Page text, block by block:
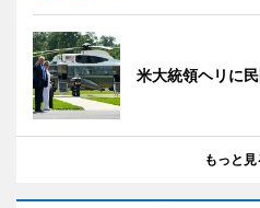
米大統領ヘリに
もっと見